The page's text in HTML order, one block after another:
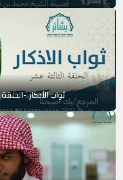
ثواب الأذكار -